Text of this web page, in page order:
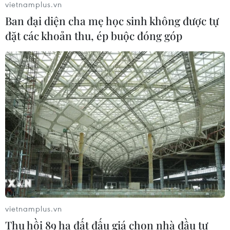
Khởi tố, truy nã 3 đối tượng hoạt
động nhằm lật đổ chính quyền nhân
dân
07/08/2026 13:51
Bộ đội biên phòng Hà Tĩnh cứu nạn
thành công ngư dân gặp tai nạn trên
biển
07/08/2026 13:38
Nứt núi, Thanh Hóa sơ tán khẩn cấp
nhiều hộ dân
07/08/2026 13:17
vietnamplus.vn
Ban đại diện cha mẹ học sinh không được tự
đặt các khoản thu, ép buộc đóng góp
vietnamplus.vn
Thu hồi 89 ha đất đấu giá chọn nhà đầu tư